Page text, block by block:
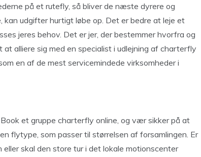
på et rutefly, så bliver de næste dyrere og
udgifter hurtigt løbe op. Det er bedre at leje et
jeres behov. Det er jer, der bestemmer hvorfra og
alliere sig med en specialist i udlejning af charterfly
en af de mest servicemindede virksomheder i
et gruppe charterfly online, og vær sikker på at
flytype, som passer til størrelsen af forsamlingen. Er
skal den store tur i det lokale motionscenter